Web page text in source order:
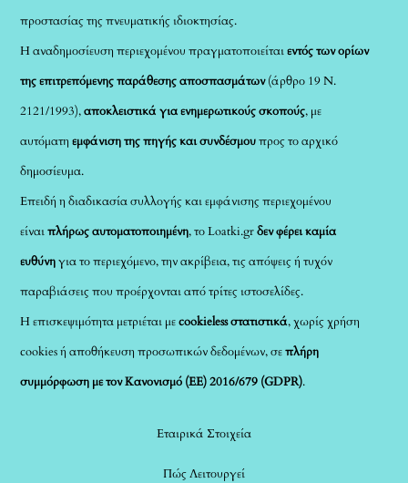
προστασίας της πνευματικής ιδιοκτησίας.
Η αναδημοσίευση περιεχομένου πραγματοποιείταιεντός των ορίων
της επιτρεπόμενης παράθεσης αποσπασμάτων(άρθρο 19 Ν.
2121/1993),αποκλειστικά για ενημερωτικούς σκοπούς, με
αυτόματηεμφάνιση της πηγής και συνδέσμουπρος το αρχικό
δημοσίευμα.
Επειδή η διαδικασία συλλογής και εμφάνισης περιεχομένου
είναιπλήρως αυτοματοποιημένη, το Loatki.grδεν φέρει καμία
ευθύνηγια το περιεχόμενο, την ακρίβεια, τις απόψεις ή τυχόν
παραβιάσεις που προέρχονται από τρίτες ιστοσελίδες.
Η επισκεψιμότητα μετριέται μεcookieless στατιστικά, χωρίς χρήση
cookies ή αποθήκευση προσωπικών δεδομένων, σεπλήρη
συμμόρφωση με τον Κανονισμό (ΕΕ) 2016/679 (GDPR).
Εταιρικά Στοιχεία
Πώς Λειτουργεί